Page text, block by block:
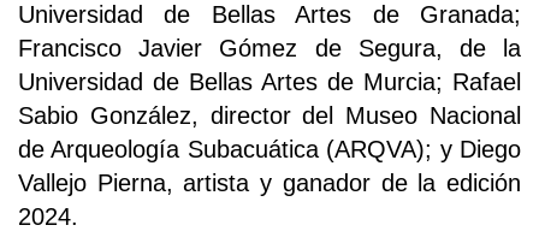
Universidad de Bellas Artes de Granada;
Francisco Javier Gómez de Segura, de la
Universidad de Bellas Artes de Murcia; Rafael
Sabio González, director del Museo Nacional
de Arqueología Subacuática (ARQVA); y Diego
Vallejo Pierna, artista y ganador de la edición
2024.